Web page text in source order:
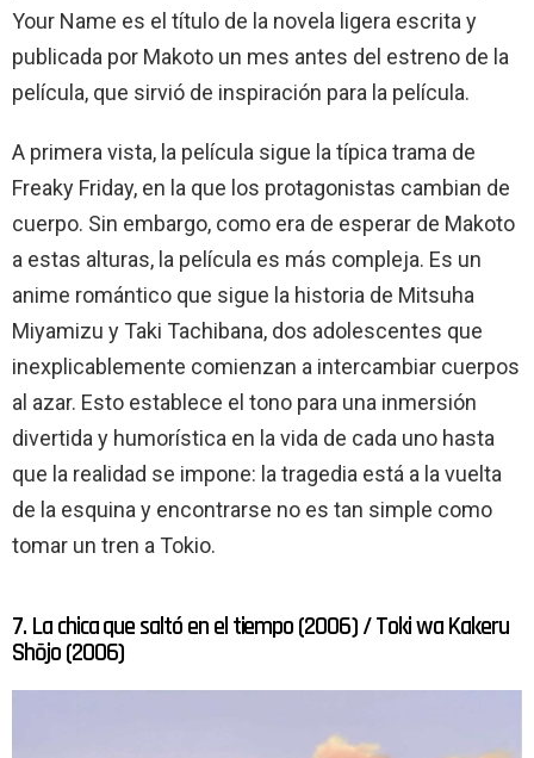
Your Name es el título de la novela ligera escrita y
publicada por Makoto un mes antes del estreno de la
película, que sirvió de inspiración para la película.
A primera vista, la película sigue la típica trama de
Freaky Friday, en la que los protagonistas cambian de
cuerpo. Sin embargo, como era de esperar de Makoto
a estas alturas, la película es más compleja. Es un
anime romántico que sigue la historia de Mitsuha
Miyamizu y Taki Tachibana, dos adolescentes que
inexplicablemente comienzan a intercambiar cuerpos
al azar. Esto establece el tono para una inmersión
divertida y humorística en la vida de cada uno hasta
que la realidad se impone: la tragedia está a la vuelta
de la esquina y encontrarse no es tan simple como
tomar un tren a Tokio.
7. La chica que saltó en el tiempo (2006) / Toki wa Kakeru
Shōjo (2006)